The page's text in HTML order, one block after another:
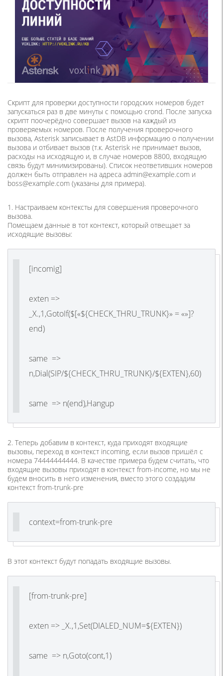
Скрипт для проверки доступности городских номеров будет
запускаться раз в две минуты с помощью crond. После запуска
скрипт поочерёдно совершает вызов на каждый из
проверяемых номеров. После получения проверочного
вызова, Asterisk записывает в AstDB информацию о получении
вызова и отбивает вызов (т.к. Asterisk не принимает вызов,
расходы на исходящую и, в случае номеров 8800, входящую
связь будут минимизированы). Список неответивших номеров
должен быть отправлен на адреса admin@example.com и
boss@example.com (указаны для примера).
1. Настраиваем контексты для совершения проверочного
вызова.
Помещаем данные в тот контекст, который отвещает за
исходящие вызовы:
[incomig]
exten =>
_X.,1,GotoIf($[«${CHECK_THRU_TRUNK}» = «»]?
end)
same =>
n,Dial(SIP/${CHECK_THRU_TRUNK}/${EXTEN},60)
same => n(end),Hangup
2. Теперь добавим в контекст, куда приходят входящие
вызовы, переход в контекст incoming, если вызов пришёл с
номера 74444444444. В качестве примера будем считать, что
входящие вызовы приходят в контекст from-income, но мы не
будем вносить в него изменения, вместо этого создадим
контекст from-trunk-pre
context=from-trunk-pre
В этот контекст будут попадать входящие вызовы.
[from-trunk-pre]
exten => _X.,1,Set(DIALED_NUM=${EXTEN})
same => n,Goto(cont,1)